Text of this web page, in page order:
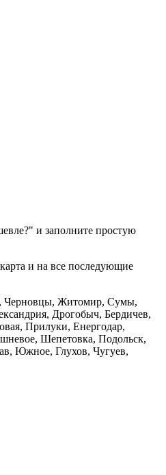
и заполните простую
и на все последующие
Черновцы, Житомир, Сумы,
Дрогобыч, Бердичев,
Прилуки, Енергодар,
Шепетовка, Подольск,
Южное, Глухов, Чугуев,